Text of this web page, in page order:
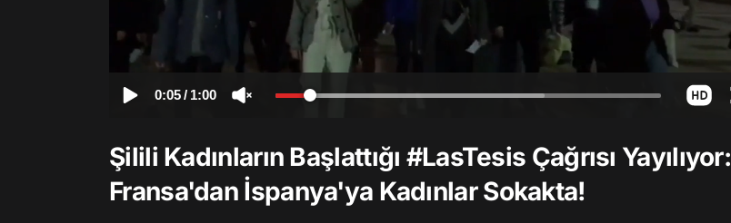
0:05/ 1:00
Şilili Kadınların Başlattığı #LasTesis Çağrısı Yayılıyor:
Fransa'dan İspanya'ya Kadınlar Sokakta!